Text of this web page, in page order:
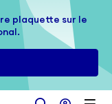
plaquette sur le
plaquette sur le